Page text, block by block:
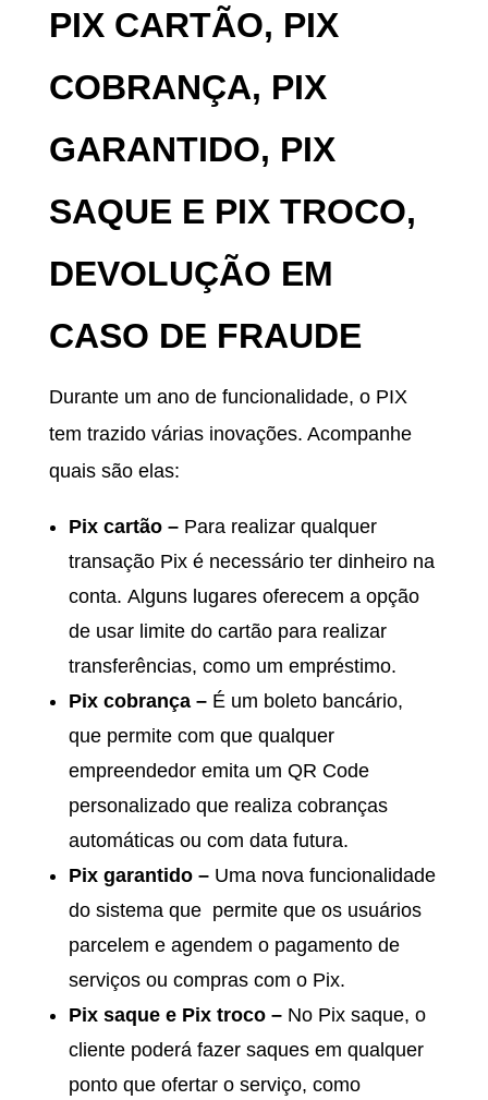
PIX CARTÃO, PIX
COBRANÇA, PIX
GARANTIDO, PIX
SAQUE E PIX TROCO,
DEVOLUÇÃO EM
CASO DE FRAUDE
Durante um ano de funcionalidade, o PIX
tem trazido várias inovações. Acompanhe
quais são elas:
Pix cartão – Para realizar qualquer
transação Pix é necessário ter dinheiro na
conta. Alguns lugares oferecem a opção
de usar limite do cartão para realizar
transferências, como um empréstimo.
Pix cobrança –É um boleto bancário,
que permite com que qualquer
empreendedor emita um QR Code
personalizado que realiza cobranças
automáticas ou com data futura.
Pix garantido – Uma nova funcionalidade
do sistema que permite que os usuários
parcelem e agendem o pagamento de
serviços ou compras com o Pix.
Pix saque e Pix troco –No Pix saque, o
cliente poderá fazer saques em qualquer
ponto que ofertar o serviço, como